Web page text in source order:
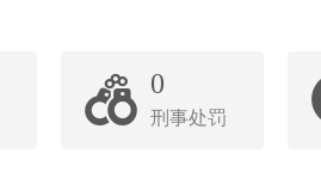
0
刑事处罚